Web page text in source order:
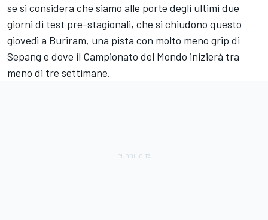
se si considera che siamo alle porte degli ultimi due
giorni di test pre-stagionali, che si chiudono questo
giovedì a Buriram, una pista con molto meno grip di
Sepang e dove il Campionato del Mondo inizierà tra
meno di tre settimane.